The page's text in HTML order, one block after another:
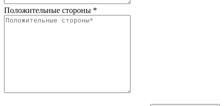
Положительные стороны *